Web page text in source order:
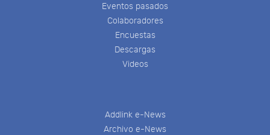
Eventos pasados
Colaboradores
Encuestas
Descargas
Videos
Addlink e-News
Archivo e-News